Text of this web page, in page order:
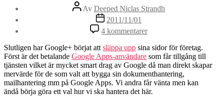
Inläggsförfattare
Av Deeped Niclas Strandh
Inläggsdatum
2011/11/01
4 kommentarertill
Google+
ett
plus
för
social
computing
och
Slutligen har Google+ börjat att släppa upp sina sidor för företag.
Först är det betalande Google Apps-användare som får tillgång till
tjänsten vilket är mycket smart drag av Google då man direkt skapar
mervärde för de som valt att bygga sin dokumenthantering,
mailhantering mm på Google Apps. Vi andra får vänta men kan
ändå börja göra ett val hur vi ska hantera det här.